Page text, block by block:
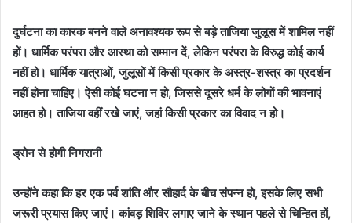
दुर्घटना का कारक बनने वाले अनावश्यक रूप से बड़े ताजिया जुलूस में शामिल नहीं
हों। धार्मिक परंपरा और आस्था को सम्मान दें, लेकिन परंपरा के विरुद्ध कोई कार्य
नहीं हो। धार्मिक यात्राओं, जुलूसों में किसी प्रकार के अस्त्र-शस्त्र का प्रदर्शन
नहीं होना चाहिए। ऐसी कोई घटना न हो, जिससे दूसरे धर्म के लोगों की भावनाएं
आहत हो। ताजिया वहीं रखे जाएं, जहां किसी प्रकार का विवाद न हो।
ड्रोन से होगी निगरानी
उन्होंने कहा कि हर एक पर्व शांति और सौहार्द के बीच संपन्न हो, इसके लिए सभी
जरूरी प्रयास किए जाएं। कांवड़ शिविर लगाए जाने के स्थान पहले से चिन्हित हों,